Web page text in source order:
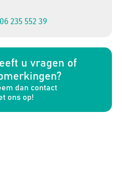
06 235 552 39
u vragen of
dan contact
ons op!